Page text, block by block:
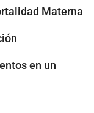
Materna
en un